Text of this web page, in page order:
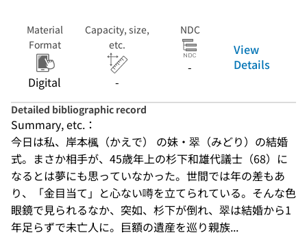
Material
Format
Digital
Capacity, size,
etc.
-
NDC
-
View
Details
Detailed bibliographic record
Summary, etc.：
今日は私、岸本楓（かえで） の妹・翠（みどり）の結婚
式。まさか相手が、45歳年上の杉下和雄代議士（68）に
なるとは夢にも思っていなかった。世間では年の差もあ
り、「金目当て」と心ない噂を立てられている。そんな色
眼鏡で見られるなか、突如、杉下が倒れ、翠は結婚から1
年足らずで未亡人に。巨額の遺産を巡り親族...